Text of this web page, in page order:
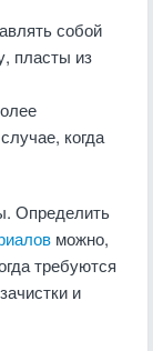
собой
пласты из
когда
Определить
можно,
требуются
и